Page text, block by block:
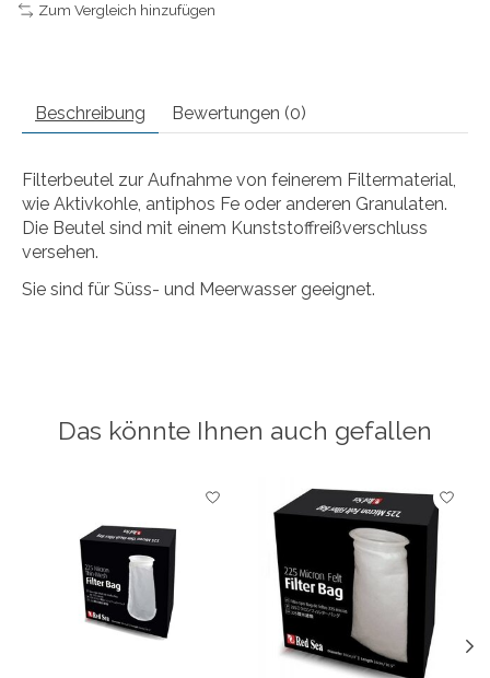
Zum Vergleich hinzufügen
Beschreibung Bewertungen (0)
Filterbeutel zur Aufnahme von feinerem Filtermaterial,
wie Aktivkohle, antiphos Fe oder anderen Granulaten.
Die Beutel sind mit einem Kunststoffreißverschluss
versehen.
Sie sind für Süss- und Meerwasser geeignet.
Das könnte Ihnen auch gefallen
Produkt-Karussell-Artikel